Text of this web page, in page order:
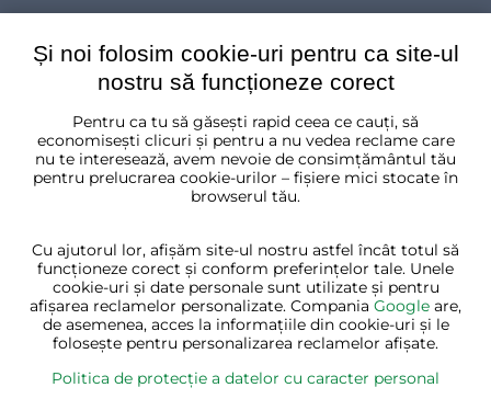
România
Și noi folosim cookie-uri pentru ca site-ul
nostru să funcționeze corect
Pentru ca tu să găsești rapid ceea ce cauți, să
economisești clicuri și pentru a nu vedea reclame care
nu te interesează, avem nevoie de consimțământul tău
pentru prelucrarea cookie-urilor – fișiere mici stocate în
browserul tău.
Cu ajutorul lor, afișăm site-ul nostru astfel încât totul să
funcționeze corect și conform preferințelor tale. Unele
cookie-uri și date personale sunt utilizate și pentru
afișarea reclamelor personalizate. Compania Google are,
de asemenea, acces la informațiile din cookie-uri și le
folosește pentru personalizarea reclamelor afișate.
Politica de protecție a datelor cu caracter personal